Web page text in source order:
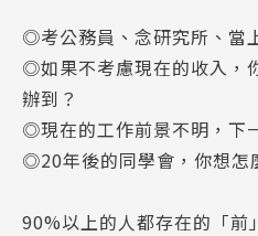
◎考公務員、念研究所、當
◎如果不考慮現在的收入，
辦到？
◎現在的工作前景不明，下
◎20年後的同學會，你想怎
90%以上的人都存在的「前